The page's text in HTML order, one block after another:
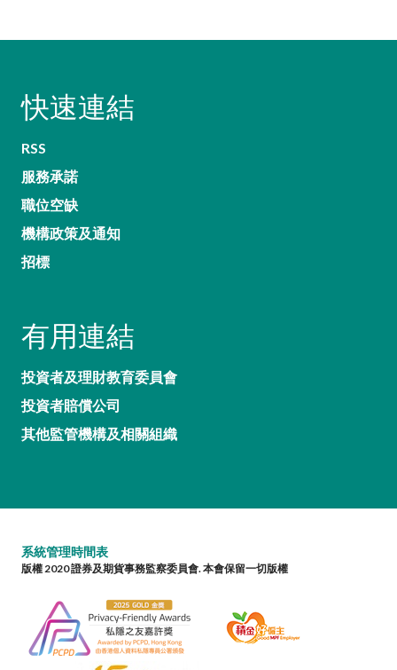
快速連結
RSS
服務承諾
職位空缺
機構政策及通知
招標
有用連結
投資者及理財教育委員會
投資者賠償公司
其他監管機構及相關組織
系統管理時間表
版權 2020 證券及期貨事務監察委員會. 本會保留一切版權